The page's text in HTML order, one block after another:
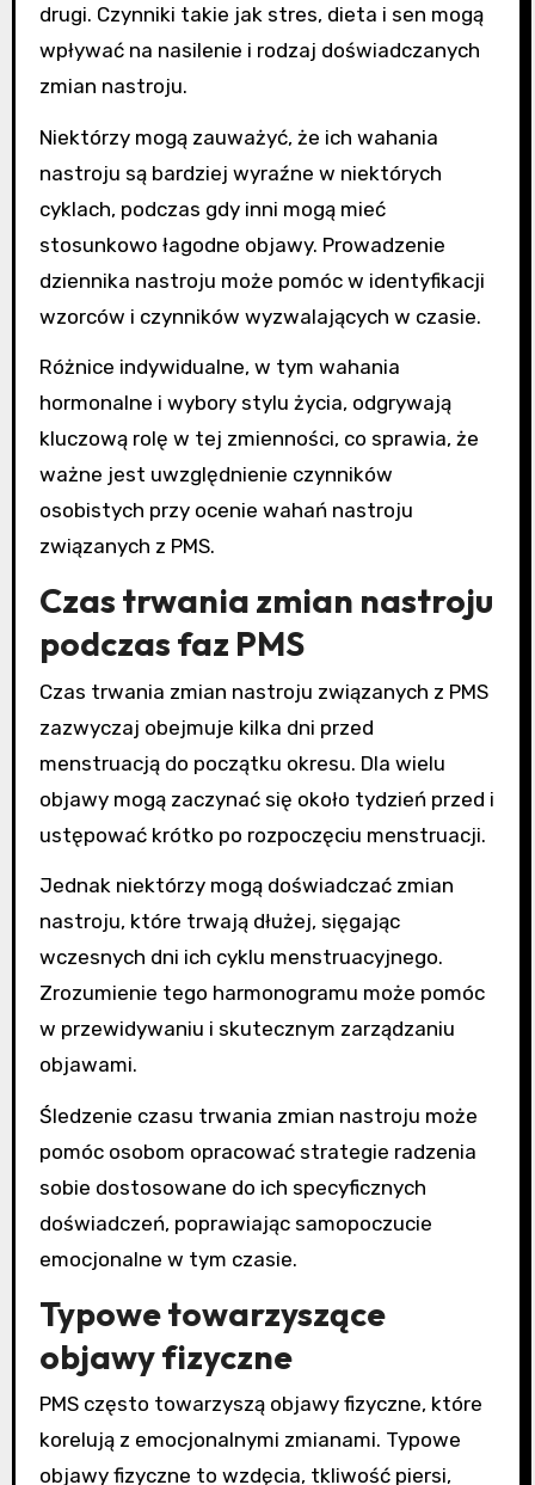
drugi. Czynniki takie jak stres, dieta i sen mogą
wpływać na nasilenie i rodzaj doświadczanych
zmian nastroju.
Niektórzy mogą zauważyć, że ich wahania
nastroju są bardziej wyraźne w niektórych
cyklach, podczas gdy inni mogą mieć
stosunkowo łagodne objawy. Prowadzenie
dziennika nastroju może pomóc w identyfikacji
wzorców i czynników wyzwalających w czasie.
Różnice indywidualne, w tym wahania
hormonalne i wybory stylu życia, odgrywają
kluczową rolę w tej zmienności, co sprawia, że
ważne jest uwzględnienie czynników
osobistych przy ocenie wahań nastroju
związanych z PMS.
Czas trwania zmian nastroju
podczas faz PMS
Czas trwania zmian nastroju związanych z PMS
zazwyczaj obejmuje kilka dni przed
menstruacją do początku okresu. Dla wielu
objawy mogą zaczynać się około tydzień przed i
ustępować krótko po rozpoczęciu menstruacji.
Jednak niektórzy mogą doświadczać zmian
nastroju, które trwają dłużej, sięgając
wczesnych dni ich cyklu menstruacyjnego.
Zrozumienie tego harmonogramu może pomóc
w przewidywaniu i skutecznym zarządzaniu
objawami.
Śledzenie czasu trwania zmian nastroju może
pomóc osobom opracować strategie radzenia
sobie dostosowane do ich specyficznych
doświadczeń, poprawiając samopoczucie
emocjonalne w tym czasie.
Typowe towarzyszące
objawy fizyczne
PMS często towarzyszą objawy fizyczne, które
korelują z emocjonalnymi zmianami. Typowe
objawy fizyczne to wzdęcia, tkliwość piersi,